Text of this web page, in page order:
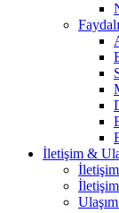
İletişim &